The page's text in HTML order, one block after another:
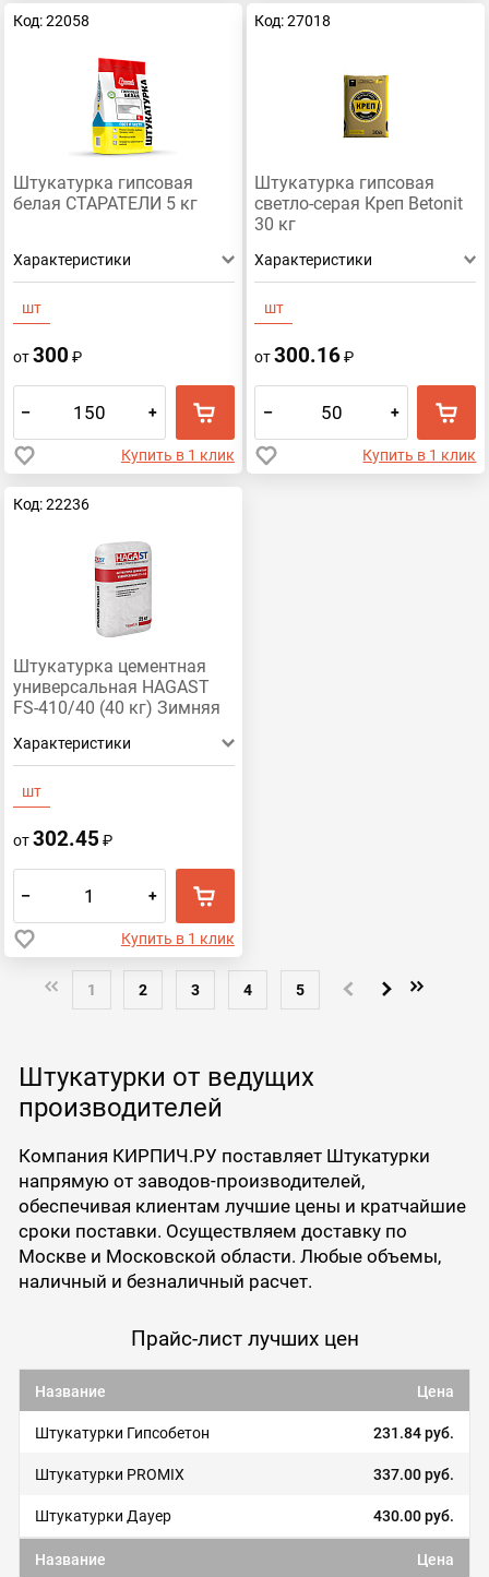
Код: 22058
Штукатурка гипсовая
белая СТАРАТЕЛИ 5 кг
Характеристики
шт
от300 ₽
– +
Купить в 1 клик
Код: 27018
Штукатурка гипсовая
светло-серая Креп Betonit
30 кг
Характеристики
шт
от300.16₽
– +
Купить в 1 клик
Код: 22236
Штукатурка цементная
универсальная HAGAST
FS-410/40 (40 кг) Зимняя
Характеристики
шт
от302.45 ₽
– +
Купить в 1 клик
1 2 3 4 5
Штукатурки от ведущих
производителей
Компания КИРПИЧ.РУ поставляет Штукатурки
напрямую от заводов-производителей,
обеспечивая клиентам лучшие цены и кратчайшие
сроки поставки. Осуществляем доставку по
Москве и Московской области. Любые объемы,
наличный и безналичный расчет.
Прайс-лист лучших цен
Название Цена
Штукатурки Гипсобетон 231.84 руб.
Штукатурки PROMIX 337.00 руб.
Штукатурки Дауер 430.00 руб.
Название Цена